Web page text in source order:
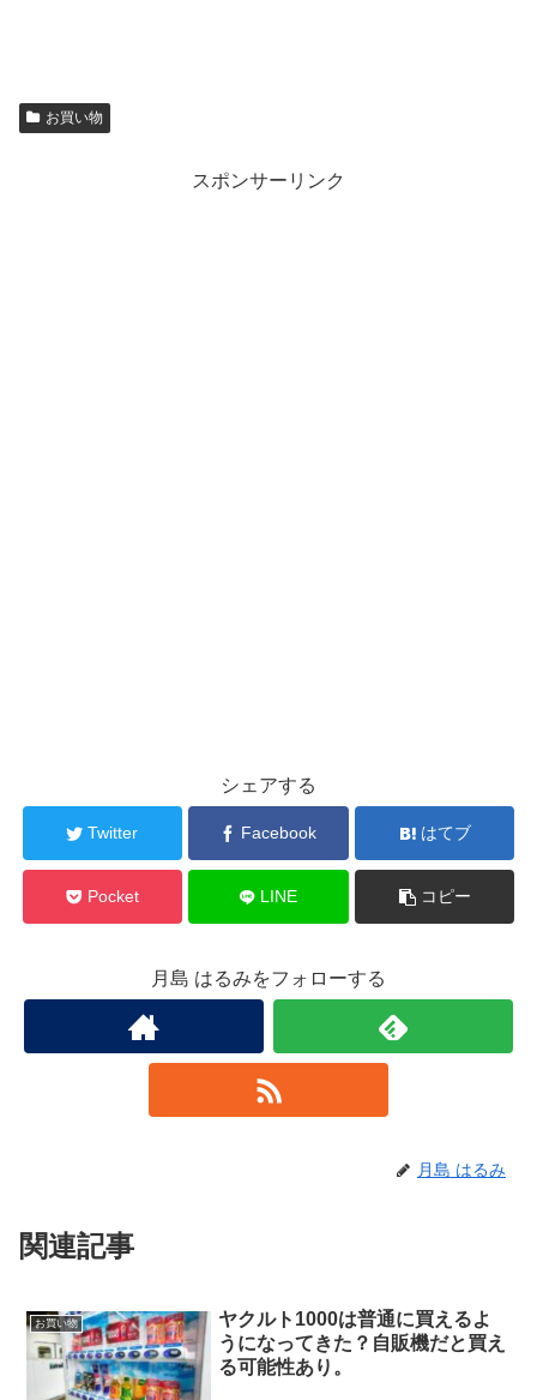
お買い物
スポンサーリンク
シェアする
Twitter Facebook はてブ
Pocket LINE コピー
月島 はるみをフォローする
月島 はるみ
関連記事
お買い物
ヤクルト1000は普通に買えるよ
うになってきた？自販機だと買え
る可能性あり。